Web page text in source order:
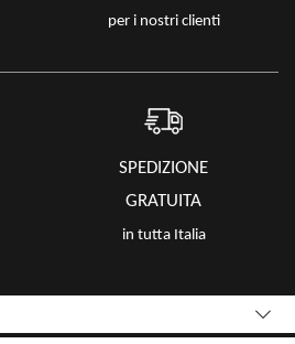
per i nostri clienti
SPEDIZIONE
GRATUITA
in tutta Italia